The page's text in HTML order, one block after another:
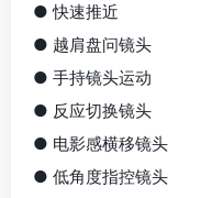
● 快速推近
● 越肩盘问镜头
● 手持镜头运动
● 反应切换镜头
● 电影感横移镜头
● 低角度指控镜头